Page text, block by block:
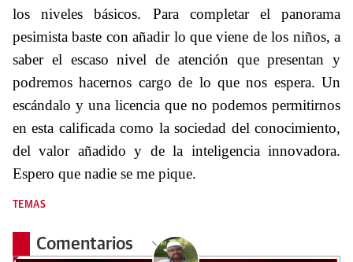
los niveles básicos. Para completar el panorama
pesimista baste con añadir lo que viene de los niños, a
saber el escaso nivel de atención que presentan y
podremos hacernos cargo de lo que nos espera. Un
escándalo y una licencia que no podemos permitirnos
en esta calificada como la sociedad del conocimiento,
del valor añadido y de la inteligencia innovadora.
Espero que nadie se me pique.
TEMAS
Comentarios